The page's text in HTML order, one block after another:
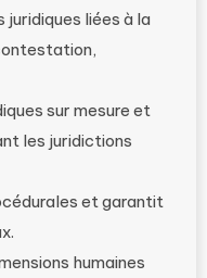
liées à la
sur mesure et
les juridictions
et garantit
humaines